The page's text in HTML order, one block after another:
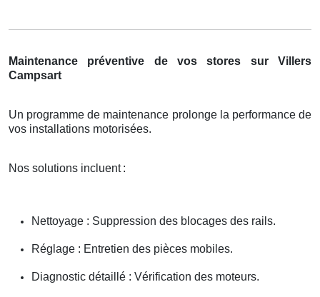
Maintenance préventive de vos stores sur Villers
Campsart
Un programme de maintenance prolonge la performance de
vos installations motorisées.
Nos solutions incluent :
Nettoyage : Suppression des blocages des rails.
Réglage : Entretien des pièces mobiles.
Diagnostic détaillé : Vérification des moteurs.